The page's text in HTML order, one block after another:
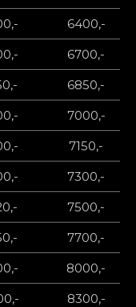
6400,-
6700,-
6850,-
7000,-
7150,-
7300,-
7500,-
7700,-
8000,-
8300,-